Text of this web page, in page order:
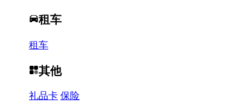
租车
租车
其他
礼品卡 保险